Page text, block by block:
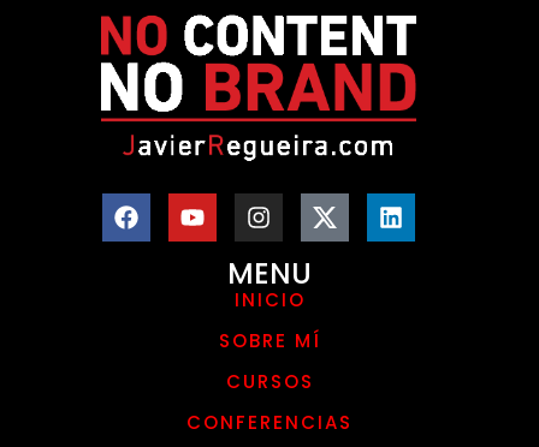
MENU
INICIO
SOBRE MÍ
CURSOS
CONFERENCIAS